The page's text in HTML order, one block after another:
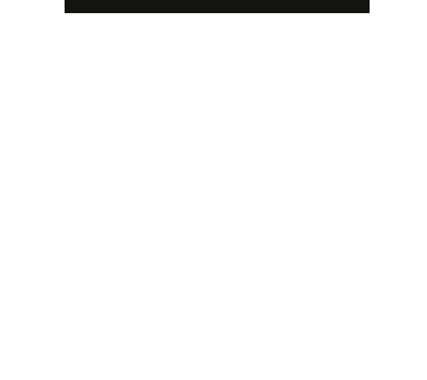
Повышение нагрузки во